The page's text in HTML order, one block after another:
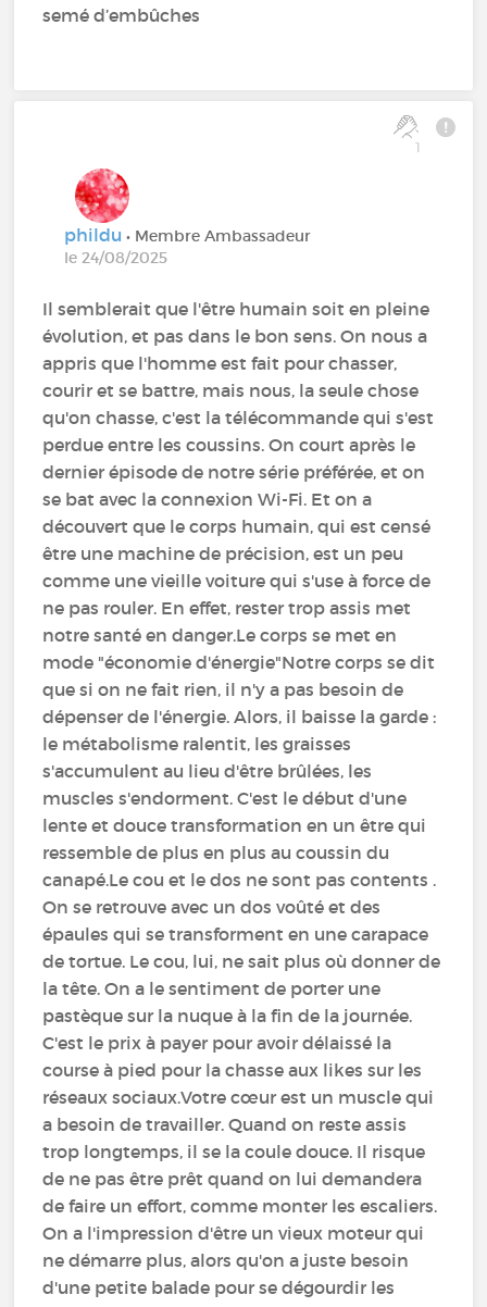
semé d’embûches
1
phildu• Membre Ambassadeur
le 24/08/2025
Il semblerait que l'être humain soit en pleine
évolution, et pas dans le bon sens. On nous a
appris que l'homme est fait pour chasser,
courir et se battre, mais nous, la seule chose
qu'on chasse, c'est la télécommande qui s'est
perdue entre les coussins. On court après le
dernier épisode de notre série préférée, et on
se bat avec la connexion Wi-Fi. Et on a
découvert que le corps humain, qui est censé
être une machine de précision, est un peu
comme une vieille voiture qui s'use à force de
ne pas rouler. En effet, rester trop assis met
notre santé en danger.Le corps se met en
mode "économie d'énergie"Notre corps se dit
que si on ne fait rien, il n'y a pas besoin de
dépenser de l'énergie. Alors, il baisse la garde :
le métabolisme ralentit, les graisses
s'accumulent au lieu d'être brûlées, les
muscles s'endorment. C'est le début d'une
lente et douce transformation en un être qui
ressemble de plus en plus au coussin du
canapé.Le cou et le dos ne sont pas contents .
On se retrouve avec un dos voûté et des
épaules qui se transforment en une carapace
de tortue. Le cou, lui, ne sait plus où donner de
la tête. On a le sentiment de porter une
pastèque sur la nuque à la fin de la journée.
C'est le prix à payer pour avoir délaissé la
course à pied pour la chasse aux likes sur les
réseaux sociaux.Votre cœur est un muscle qui
a besoin de travailler. Quand on reste assis
trop longtemps, il se la coule douce. Il risque
de ne pas être prêt quand on lui demandera
de faire un effort, comme monter les escaliers.
On a l'impression d'être un vieux moteur qui
ne démarre plus, alors qu'on a juste besoin
d'une petite balade pour se dégourdir les